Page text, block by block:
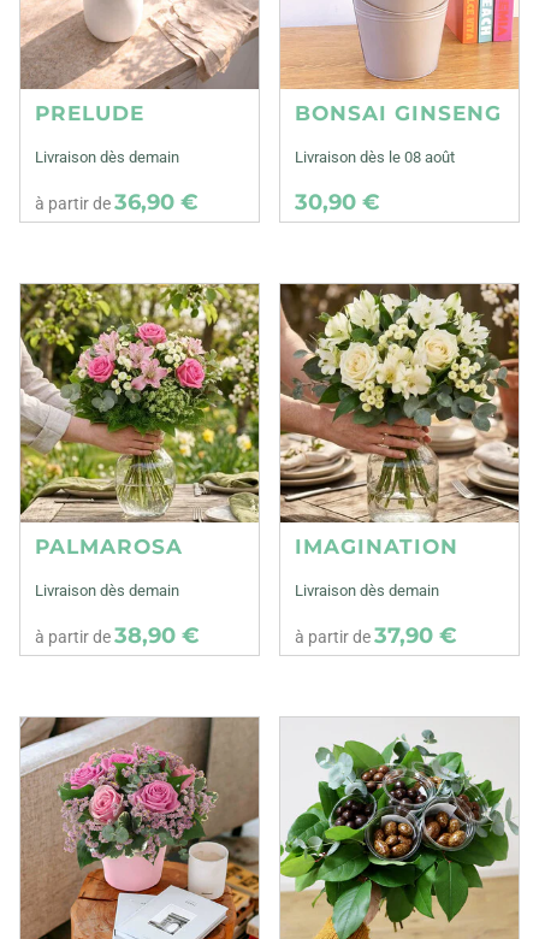
PRELUDE
Livraison dès demain
à partir de36,90 €
BONSAI GINSENG
Livraison dès le 08 août
30,90 €
PALMAROSA
Livraison dès demain
à partir de38,90 €
IMAGINATION
Livraison dès demain
à partir de37,90 €